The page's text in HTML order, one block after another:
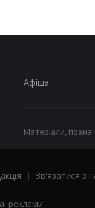
Афіша
Матеріали,
| Зв'язатися з
реклами